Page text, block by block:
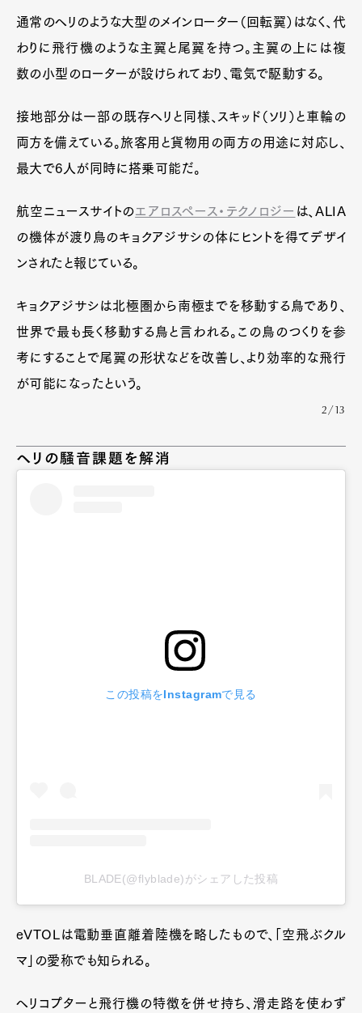
通常のヘリのような大型のメインローター（回転翼）はなく、代
わりに飛行機のような主翼と尾翼を持つ。主翼の上には複
数の小型のローターが設けられており、電気で駆動する。
接地部分は一部の既存ヘリと同様、スキッド（ソリ）と車輪の
両方を備えている。旅客用と貨物用の両方の用途に対応し、
最大で6人が同時に搭乗可能だ。
航空ニュースサイトのエアロスペース・テクノロジー は、ALIA
の機体が渡り鳥のキョクアジサシの体にヒントを得てデザイ
ンされたと報じている。
キョクアジサシは北極圏から南極までを移動する鳥であり、
世界で最も長く移動する鳥と言われる。この鳥のつくりを参
考にすることで尾翼の形状などを改善し、より効率的な飛行
が可能になったという。
2/13
ヘリの騒音課題を解消
この投稿をInstagramで見る
BLADE(@flyblade)がシェアした投稿
eVTOLは電動垂直離着陸機を略したもので、「空飛ぶクル
マ」の愛称でも知られる。
ヘリコプターと飛行機の特徴を併せ持ち、滑走路を使わず